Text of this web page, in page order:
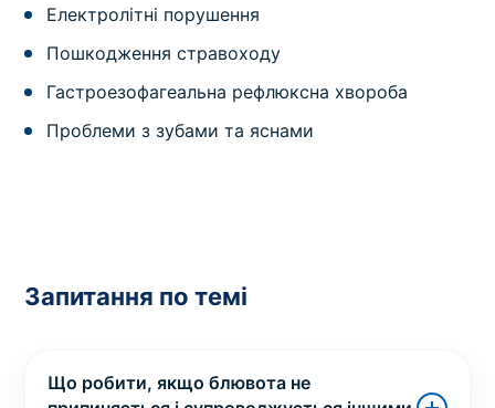
Електролітні порушення
Пошкодження стравоходу
Гастроезофагеальна рефлюксна хвороба
Проблеми з зубами та яснами
Запитання по темі
Що робити, якщо блювота не